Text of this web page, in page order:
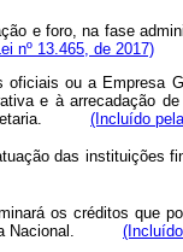
e foro, na fase
nº 13.465, de 2017)
ou a Empresa
e à arrecadação
(Incluído
das instituições
os créditos que
Nacional.